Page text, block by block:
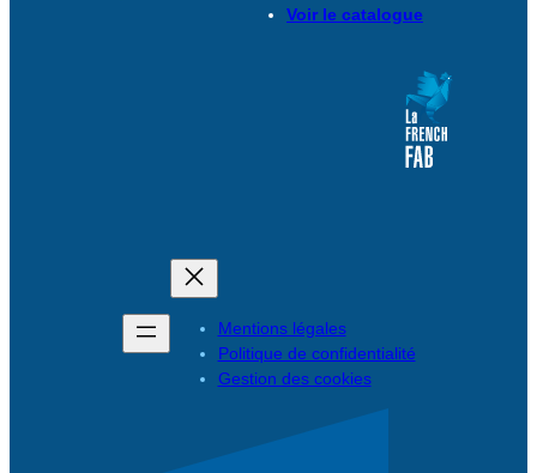
Voir le catalogue
Mentions légales
Politique de confidentialité
Gestion des cookies